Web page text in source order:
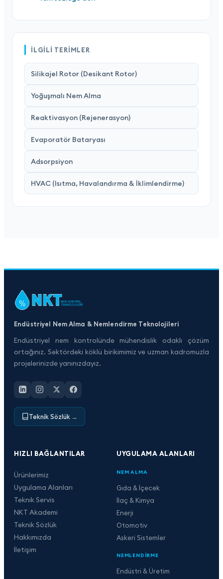
İLGILI TERIMLER
Silikajel Rotor (Desikant Rotor)
Yoğuşmalı Nem Alma
Reaktivasyon (Rejenerasyon)
Evaporatör Bataryası
Adsorpsiyon
HVAC (Isıtma, Havalandırma & İklimlendirme)
Endüstriyel Nem Alma & Nemlendirme Teknolojileri
Endüstriyel nem kontrolünde mühendislik odaklı çözüm
ortağınız. Sektördeki köklü birikimimiz ve uzman kadromuzla
projelerinizde yanınızdayız.
Teknik Sözlük →
HIZLI BAĞLANTILAR
Ürünlerimiz
Uygulama Alanları
Teknik Servis
NKT Akademi
Teknik Sözlük
Hakkımızda
İletişim
UYGULAMA ALANLARI
NEM ALMA
Gıda & İçecek
İlaç & Kimya
Enerji
Otomotiv
Askeri Sistemler
NEMLENDIRME
Endüstri & Üretim